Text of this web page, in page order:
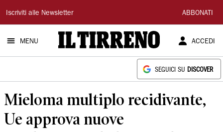
Il
Tirreno
Iscriviti alle Newsletter ABBONATI
MENU ACCEDI
SEGUICI SU DISCOVER
Mieloma multiplo recidivante,
Ue approva nuove